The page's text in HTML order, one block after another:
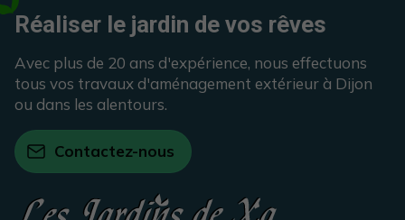
Réaliser le jardin de vos rêves
Avec plus de 20 ans d'expérience, nous effectuons
tous vos travaux d'aménagement extérieur à Dijon
ou dans les alentours.
Contactez-nous